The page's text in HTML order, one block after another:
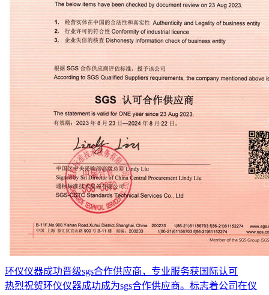
环仪仪器成功晋级sgs合作供应商，专业服务获国际认可
热烈祝贺环仪仪器成功成为sgs合作供应商。标志着公司在仪